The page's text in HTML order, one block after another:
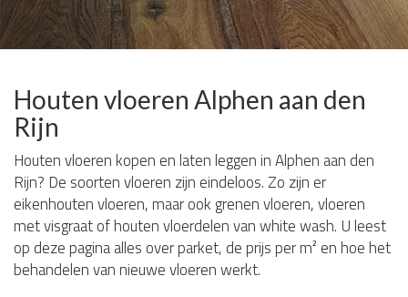
Houten vloeren Alphen aan den
Rijn
Houten vloeren kopen en laten leggen in Alphen aan den
Rijn? De soorten vloeren zijn eindeloos. Zo zijn er
eikenhouten vloeren, maar ook grenen vloeren, vloeren
met visgraat of houten vloerdelen van white wash. U leest
op deze pagina alles over parket, de prijs per m² en hoe het
behandelen van nieuwe vloeren werkt.